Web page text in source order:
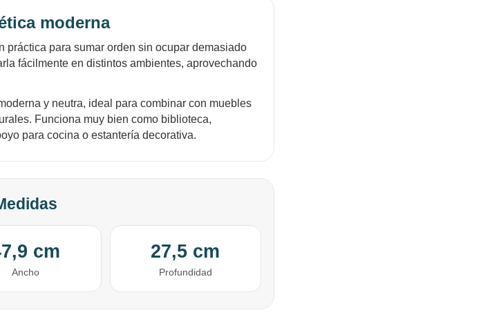
moderna
práctica para sumar orden sin ocupar demasiado
fácilmente en distintos ambientes, aprovechando
y neutra, ideal para combinar con muebles
Funciona muy bien como biblioteca,
para cocina o estantería decorativa.
cm
Ancho
27,5 cm
Profundidad
Continuar
prefieras!
productos preferidos
como metodo de pago
crediticia. El monto disponible
en